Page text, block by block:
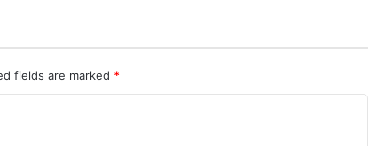
fields are marked *